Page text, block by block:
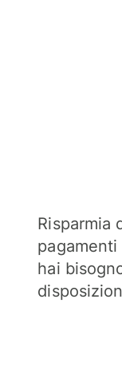
Risparmia
hai